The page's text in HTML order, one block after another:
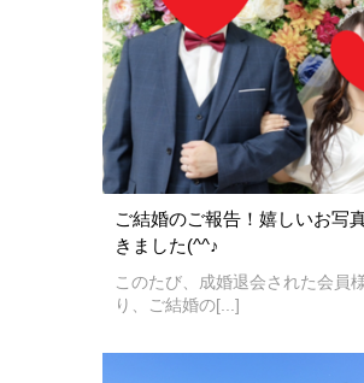
ご結婚のご報告！嬉しいお写
きました(^^♪
このたび、成婚退会された会員
り、ご結婚の[...]